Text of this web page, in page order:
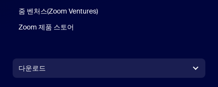
줌 벤처스(Zoom Ventures)
Zoom 제품 스토어
다운로드